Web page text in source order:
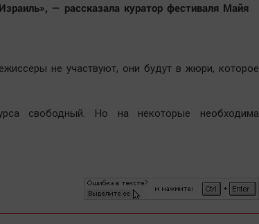
— рассказала куратор фестиваля Майя
не участвуют, они будут в жюри, которое
свободный. Но на некоторые необходима